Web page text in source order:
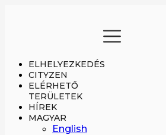
ELHELYEZKEDÉS
CITYZEN
ELÉRHETŐ
TERÜLETEK
HÍREK
MAGYAR
English